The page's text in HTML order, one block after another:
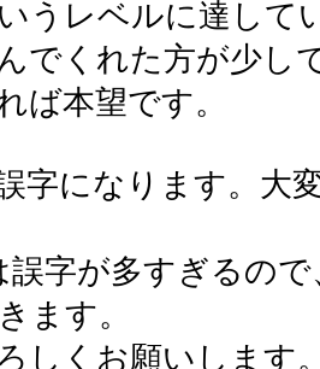
うレベルに達して
でくれた方が少し
ば本望です。
字になります。大
字が多すぎるの
ます。
しくお願いします